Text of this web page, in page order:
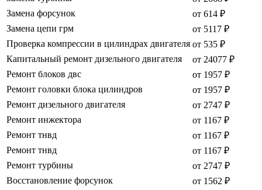
Замена форсунок
от 614 ₽
Замена цепи грм
от 5117 ₽
Проверка компрессии в цилиндрах двигателя от 535 ₽
Капитальный ремонт дизельного двигателя
от 24077 ₽
Ремонт блоков двс
от 1957 ₽
Ремонт головки блока цилиндров
от 1957 ₽
Ремонт дизельного двигателя
от 2747 ₽
Ремонт инжектора
от 1167 ₽
Ремонт тнвд
от 1167 ₽
Ремонт тнвд
от 1167 ₽
Ремонт турбины
от 2747 ₽
Восстановление форсунок
от 1562 ₽